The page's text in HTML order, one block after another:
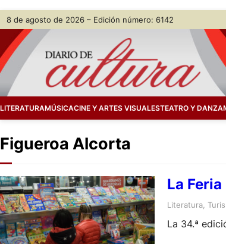
Skip
content
8 de agosto de 2026 – Edición número: 6142
LITERATURAMÚSICACINE Y ARTES VISUALESTEATRO Y DANZA
Figueroa Alcorta
La
Literatura
La 34.ª